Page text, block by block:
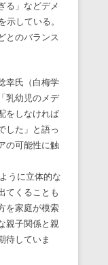
る」などデメ
示している。
とのバランス
幸氏（白梅学
乳幼児のメデ
をしなければ
した」と語っ
の可能性に触
うに立体的な
てくることも
を家庭が模索
親子関係と親
待していま